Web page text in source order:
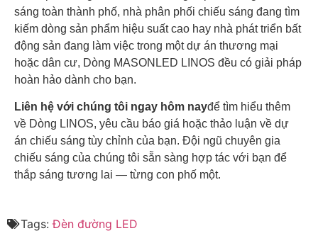
sáng toàn thành phố, nhà phân phối chiếu sáng đang tìm
kiếm dòng sản phẩm hiệu suất cao hay nhà phát triển bất
động sản đang làm việc trong một dự án thương mại
hoặc dân cư, Dòng MASONLED LINOS đều có giải pháp
hoàn hảo dành cho bạn.
Liên hệ với chúng tôi ngay hôm nayđể tìm hiểu thêm
về Dòng LINOS, yêu cầu báo giá hoặc thảo luận về dự
án chiếu sáng tùy chỉnh của bạn. Đội ngũ chuyên gia
chiếu sáng của chúng tôi sẵn sàng hợp tác với bạn để
thắp sáng tương lai — từng con phố một.
Tags: Đèn đường LED